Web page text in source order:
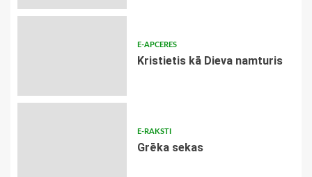
E-APCERES
Kristietis kā Dieva namturis
E-RAKSTI
Grēka sekas